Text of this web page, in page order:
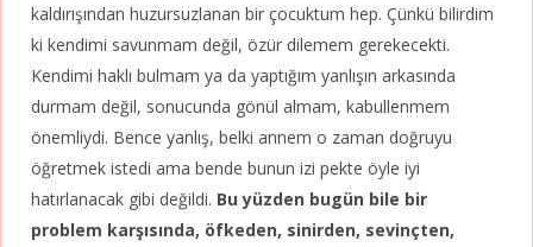
kaldırışından huzursuzlanan bir çocuktum hep. Çünkü bilirdim
ki kendimi savunmam değil, özür dilemem gerekecekti.
Kendimi haklı bulmam ya da yaptığım yanlışın arkasında
durmam değil, sonucunda gönül almam, kabullenmem
önemliydi. Bence yanlış, belki annem o zaman doğruyu
öğretmek istedi ama bende bunun izi pekte öyle iyi
hatırlanacak gibi değildi. Bu yüzden bugün bile bir
problem karşısında, öfkeden, sinirden, sevinçten,